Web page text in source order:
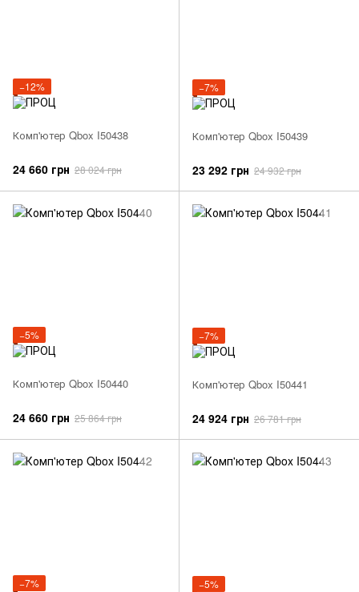
−12%
Комп'ютер Qbox I50438
24 660 грн 28 024 грн
−7%
Комп'ютер Qbox I50439
23 292 грн 24 932 грн
−5%
Комп'ютер Qbox I50440
24 660 грн 25 864 грн
−7%
Комп'ютер Qbox I50441
24 924 грн 26 781 грн
−7% −5%